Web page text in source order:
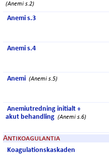
(Anemi s.2)
Anemi s.3
Anemi s.4
Anemi (Anemi s.5)
Anemiutredning initialt +
akut behandling (Anemi s.6)
Antikoagulantia
Koagulationskaskaden